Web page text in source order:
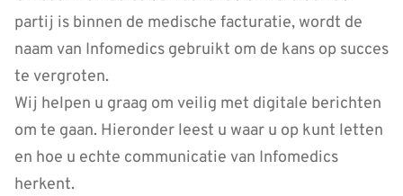
partij is binnen de medische facturatie, wordt de
naam van Infomedics gebruikt om de kans op succes
te vergroten.
Wij helpen u graag om veilig met digitale berichten
om te gaan. Hieronder leest u waar u op kunt letten
en hoe u echte communicatie van Infomedics
herkent.